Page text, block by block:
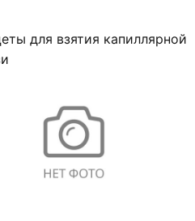
для взятия капиллярной